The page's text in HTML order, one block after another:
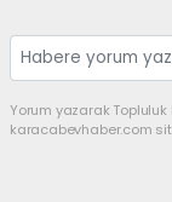
Yorum yazarak Topluluk
karacabeyhaber.com